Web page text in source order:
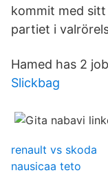
kommit med
partiet i
Hamed has 2
Slickbag
renault vs skoda
nausicaa teto